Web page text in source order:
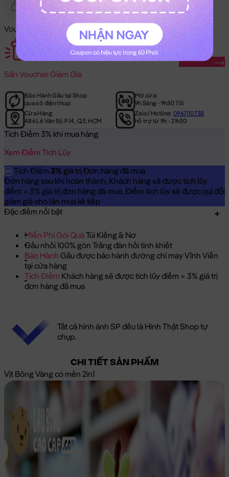
Gửi Tặng Hết Hàng
Voucher Mã Khuyến Mãi:
Săn Voucher Giảm Giá
Săn Ngay
Bảo Hành Gấu tại Shop
qua số điện thoại
Mở cửa:
9h Sáng - 9h30 Tối
Cửa Hàng:
486 Lê Văn Sỹ, P.14, Q.3, HCM
Zalo/Hotline:0967110738
hỗ trợ từ 9h - 21h30
Tích Điểm 3% khi mua hàng
Xem Điểm Tích Lũy
Tích Điểm 3% giá trị Đơn hàng đã mua
Đơn hàng sau khi hoàn thành, Khách hàng sẽ được tích lũy
điểm = 3% giá trị đơn hàng đã mua. Điểm tích lũy sẽ được qui đổi
giảm giá cho lần mua kế tiếp
Đặc điểm nổi bật
Miễn Phí Gói QuàTúi Kiếng & Nơ
Gấu nhồi 100% gòn Trắng đàn hồi tinh khiết
Bảo Hành Gấu được bảo hành đường chỉ may Vĩnh Viễn
tại cửa hàng
Tích Điểm Khách hàng sẽ được tích lũy điểm = 3% giá trị
đơn hàng đã mua
Tất cả hình ảnh SP đều là Hình Thật Shop tự
chụp.
CHI TIẾT SẢN PHẨM
Vịt Bông Vàng có mền 2in1